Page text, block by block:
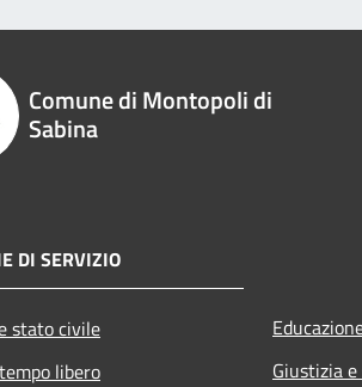
Comune di Montopoli di
Sabina
DI SERVIZIO
stato civile
libero
Giustizia